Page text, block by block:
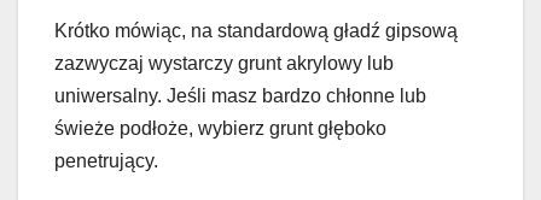
Krótko mówiąc, na standardową gładź gipsową
zazwyczaj wystarczy grunt akrylowy lub
uniwersalny. Jeśli masz bardzo chłonne lub
świeże podłoże, wybierz grunt głęboko
penetrujący.